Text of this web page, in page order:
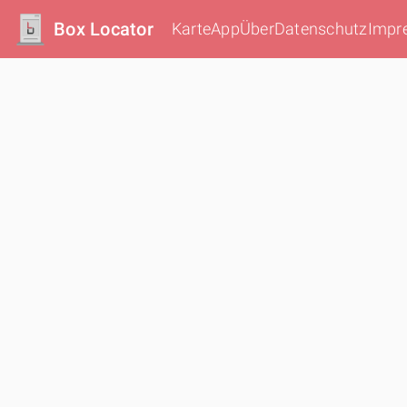
Box Locator KarteAppÜberDatenschutz